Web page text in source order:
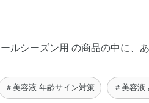
ルシーズン用 の商品の中に、
＃美容液 年齢サイン対策 ＃美容液